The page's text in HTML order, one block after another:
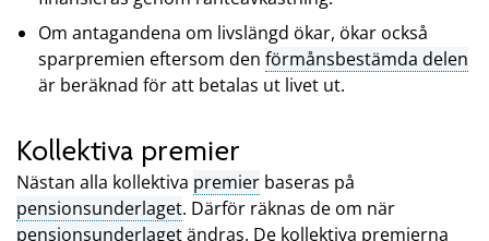
Om antagandena om livslängd ökar, ökar också
sparpremien eftersom den förmånsbestämda delen
är beräknad för att betalas ut livet ut.
Kollektiva premier
Nästan alla kollektiva premier baseras på
pensionsunderlaget. Därför räknas de om när
pensionsunderlagetändras. De kollektiva premierna